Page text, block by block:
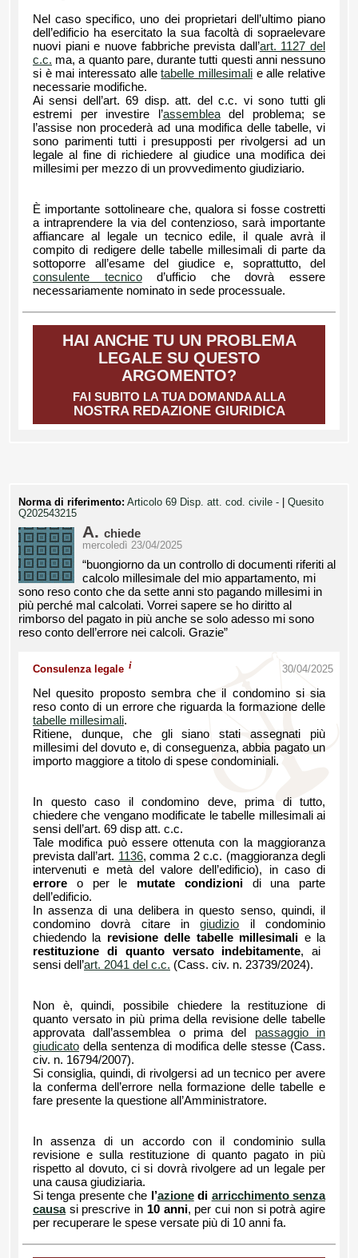
Nel caso specifico, uno dei proprietari dell’ultimo piano
dell’edificio ha esercitato la sua facoltà di sopraelevare
nuovi piani e nuove fabbriche prevista dall’art. 1127 del
c.c. ma, a quanto pare, durante tutti questi anni nessuno
si è mai interessato alletabelle millesimali e alle relative
necessarie modifiche.
Ai sensi dell’art. 69 disp. att. del c.c. vi sono tutti gli
estremi per investire l’assembleadel problema; se
l’assise non procederà ad una modifica delle tabelle, vi
sono parimenti tutti i presupposti per rivolgersi ad un
legale al fine di richiedere al giudice una modifica dei
millesimi per mezzo di un provvedimento giudiziario.
È importante sottolineare che, qualora si fosse costretti
a intraprendere la via del contenzioso, sarà importante
affiancare al legale un tecnico edile, il quale avrà il
compito di redigere delle tabelle millesimali di parte da
sottoporre all’esame del giudice e, soprattutto, del
consulente tecnicod’ufficio che dovrà essere
necessariamente nominato in sede processuale.
HAI ANCHE TU UN PROBLEMA
LEGALE SU QUESTO
ARGOMENTO?
FAI SUBITO LA TUA DOMANDA ALLA
NOSTRA REDAZIONE GIURIDICA
Norma di riferimento: Articolo 69 Disp. att. cod. civile -
Quesito
Q202543215
A. chiede
mercoledì 23/04/2025
“buongiorno da un controllo di documenti riferiti al
calcolo millesimale del mio appartamento, mi
sono reso conto che da sette anni sto pagando millesimi in
più perché mal calcolati. Vorrei sapere se ho diritto al
rimborso del pagato in più anche se solo adesso mi sono
reso conto dell’errore nei calcoli. Grazie”
Consulenza legale i 30/04/2025
Nel quesito proposto sembra che il condomino si sia
reso conto di un errore che riguarda la formazione delle
tabelle millesimali.
Ritiene, dunque, che gli siano stati assegnati più
millesimi del dovuto e, di conseguenza, abbia pagato un
importo maggiore a titolo di spese condominiali.
In questo caso il condomino deve, prima di tutto,
chiedere che vengano modificate le tabelle millesimali ai
sensi dell’art. 69 disp att. c.c.
Tale modifica può essere ottenuta con la maggioranza
prevista dall’art. 1136, comma 2 c.c. (maggioranza degli
intervenuti e metà del valore dell’edificio), in caso di
errore o per le mutate condizionidi una parte
dell’edificio.
In assenza di una delibera in questo senso, quindi, il
condomino dovrà citare ingiudizio il condominio
chiedendo la revisione delle tabelle millesimali e la
restituzione di quanto versato indebitamente, ai
sensi dell’art. 2041 del c.c. (Cass. civ. n. 23739/2024).
Non è, quindi, possibile chiedere la restituzione di
quanto versato in più prima della revisione delle tabelle
approvata dall’assemblea o prima del passaggio in
giudicato della sentenza di modifica delle stesse (Cass.
civ. n. 16794/2007).
Si consiglia, quindi, di rivolgersi ad un tecnico per avere
la conferma dell’errore nella formazione delle tabelle e
fare presente la questione all’Amministratore.
In assenza di un accordo con il condominio sulla
revisione e sulla restituzione di quanto pagato in più
rispetto al dovuto, ci si dovrà rivolgere ad un legale per
una causa giudiziaria.
Si tenga presente che
l’azionedi arricchimento senza
causasi prescrive in 10 anni, per cui non si potrà agire
per recuperare le spese versate più di 10 anni fa.